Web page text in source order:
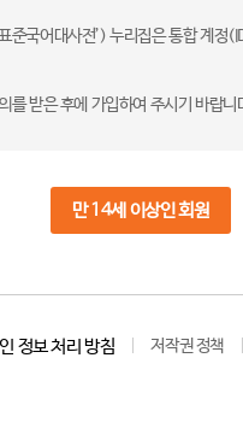
준국어대사전’) 누리집은 통합 계
받은 후에 가입하여 주시기 바랍니
만 14세 이상인 회원
정보 처리 방침 저작권 정책